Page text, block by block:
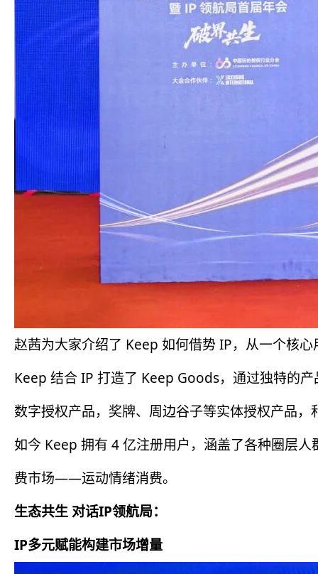
赵茜为大家介绍了 Keep 如何借势 IP，从一个核
Keep 结合 IP 打造了 Keep Goods，通过独特的
数字授权产品，奖牌、周边谷子等实体授权产品
如今 Keep 拥有 4 亿注册用户，涵盖了各种圈层
费市场——运动情绪消费。
生态共生 对话IP领航局：
IP多元赋能构建市场增量